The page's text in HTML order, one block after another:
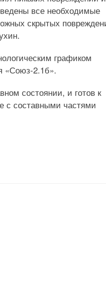
все необходимые
скрытых
графиком
«Союз-2.1б».
состоянии, и готов к
с составными частями